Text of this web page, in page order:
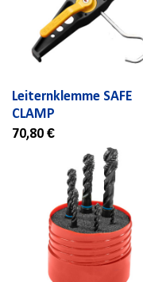
Leiternklemme SAFE
CLAMP
70,80 €